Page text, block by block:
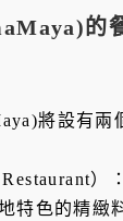
的
將設有兩
）
特色的精緻